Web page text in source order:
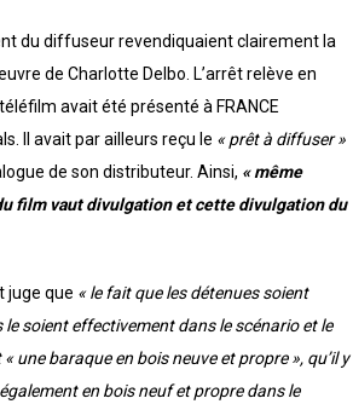
du diffuseur revendiquaient clairement la
de Charlotte Delbo. L’arrêt relève en
avait été présenté à FRANCE
Il avait par ailleurs reçu le « prêt à diffuser »
de son distributeur. Ainsi, « même
film vaut divulgation et cette divulgation du
juge que « le fait que les détenues soient
le soient effectivement dans le scénario et le
baraque en bois neuve et propre », qu’il y
en bois neuf et propre dans le